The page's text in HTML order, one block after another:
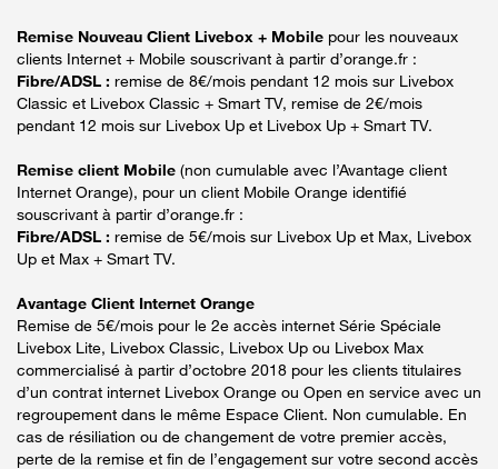
Remise Nouveau Client Livebox + Mobile pour les nouveaux
clients Internet + Mobile souscrivant à partir d’orange.fr :
Fibre/ADSL : remise de 8€/mois pendant 12 mois sur Livebox
Classic et Livebox Classic + Smart TV, remise de 2€/mois
pendant 12 mois sur Livebox Up et Livebox Up + Smart TV.
Remise client Mobile (non cumulable avec l’Avantage client
Internet Orange), pour un client Mobile Orange identifié
souscrivant à partir d’orange.fr :
Fibre/ADSL : remise de 5€/mois sur Livebox Up et Max, Livebox
Up et Max + Smart TV.
Avantage Client Internet Orange
Remise de 5€/mois pour le 2e accès internet Série Spéciale
Livebox Lite, Livebox Classic, Livebox Up ou Livebox Max
commercialisé à partir d’octobre 2018 pour les clients titulaires
d’un contrat internet Livebox Orange ou Open en service avec un
regroupement dans le même Espace Client. Non cumulable. En
cas de résiliation ou de changement de votre premier accès,
perte de la remise et fin de l’engagement sur votre second accès